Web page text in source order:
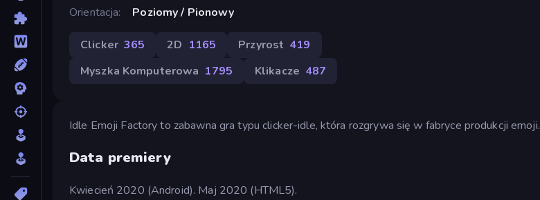
Orientacja
Poziomy / Pionowy
Clicker 365 2D 1165 Przyrost 419
Myszka Komputerowa 1795 Klikacze 487
Idle Emoji Factory to zabawna gra typu clicker-idle, która rozgrywa się w fabryce produkcji emoji.
Data premiery
Kwiecień 2020 (Android). Maj 2020 (HTML5).